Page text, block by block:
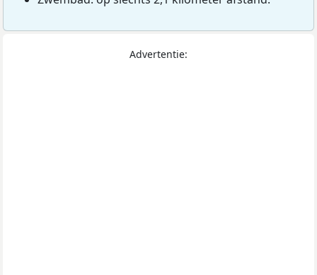
Advertentie: